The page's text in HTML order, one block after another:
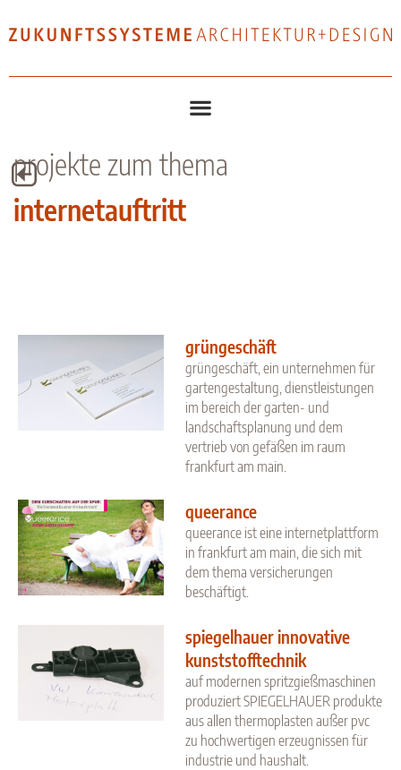
projekte zum thema
internetauftritt
grüngeschäft
grüngeschäft, ein unternehmen für
gartengestaltung, dienstleistungen
im bereich der garten- und
landschaftsplanung und dem
vertrieb von gefäßen im raum
frankfurt am main.
queerance
queerance ist eine internetplattform
in frankfurt am main, die sich mit
dem thema versicherungen
beschäftigt.
spiegelhauer innovative
kunststofftechnik
auf modernen spritzgießmaschinen
produziert SPIEGELHAUER produkte
aus allen thermoplasten außer pvc
zu hochwertigen erzeugnissen für
industrie und haushalt.